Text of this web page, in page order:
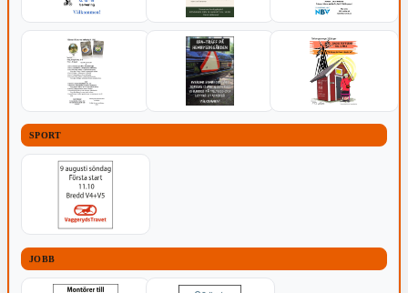
SPORT
JOBB